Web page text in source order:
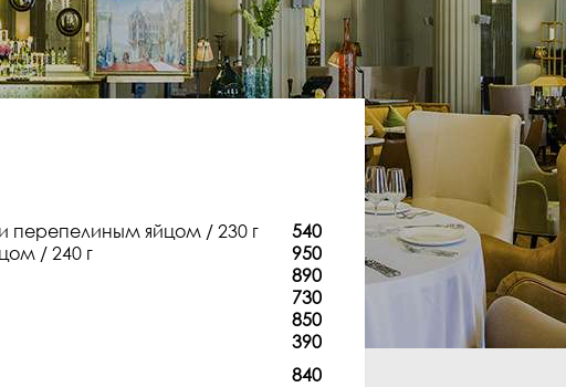
перепелиным яйцом / 230 г
540
/ 240 г
950
890
730
850
390
840